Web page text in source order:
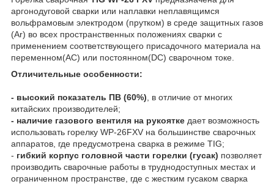
аргонодуговой сварки или наплавки неплавящимся
вольфрамовым электродом (прутком) в среде защитных газов
(Ar) во всех пространственных положениях сварки с
применением соответствующего присадочного материала на
переменном(AC) или постоянном(DC) сварочном токе.
Отличительные особенности:
- высокий показатель ПВ (60%) , в отличие от многих
китайских производителей;
- наличие газового вентиля на рукоятке дает возможность
использовать горелку WP-26FXV на большинстве сварочных
аппаратов, где предусмотрена сварка в режиме TIG;
- гибкий корпус головной части горелки (гусак) позволяет
производить сварочные работы в труднодоступных местах и
ограниченном пространстве, где с жестким гусаком сварка